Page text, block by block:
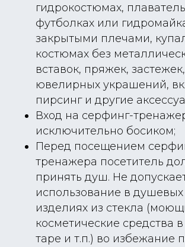
гидрокостюмах,
футболках или
закрытыми плечами,
костюмах без
вставок, пряжек,
ювелирных украшений,
пирсинг и другие
Вход на серфинг-
исключительно босиком;
Перед посещением
тренажера посетитель
принять душ. Не
использование в
изделиях из стекла
косметические средства
таре и т.п.) во избежание